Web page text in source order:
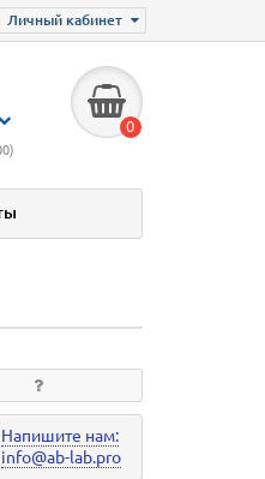
Личный кабинет
0
Напишите нам:
info@ab-lab.pro